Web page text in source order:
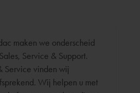
maken we onderscheid
Service & Support.
Service vinden wij
Wij helpen u met